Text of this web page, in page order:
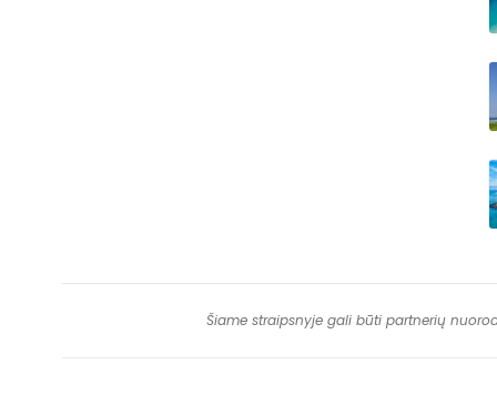
Šiame straipsnyje gali būti partnerių